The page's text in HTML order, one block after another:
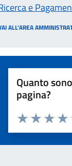
e
ALL’AREA
Quanto
pagina?
Valuta
Valuta 2
Valuta 1 stelle